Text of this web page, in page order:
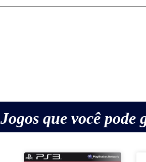
Jogos que você pode